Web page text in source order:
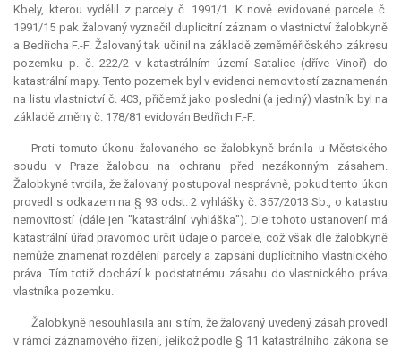
Kbely, kterou vydělil z parcely č. 1991/1. K nově evidované parcele č.
1991/15 pak žalovaný vyznačil duplicitní záznam o vlastnictví žalobkyně
a Bedřicha F.-F. Žalovaný tak učinil na základě zeměměřičského zákresu
pozemku p. č. 222/2 v katastrálním území Satalice (dříve Vinoř) do
katastrální mapy. Tento pozemek byl v evidenci nemovitostí zaznamenán
na listu vlastnictví č. 403, přičemž jako poslední (a jediný) vlastník byl na
základě změny č. 178/81 evidován Bedřich F.-F.
Proti tomuto úkonu žalovaného se žalobkyně bránila u Městského
soudu v Praze žalobou na ochranu před nezákonným zásahem.
Žalobkyně tvrdila, že žalovaný postupoval nesprávně, pokud tento úkon
provedl s odkazem na § 93 odst. 2 vyhlášky č. 357/2013 Sb., o katastru
nemovitostí (dále jen "katastrální vyhláška"). Dle tohoto ustanovení má
katastrální úřad pravomoc určit údaje o parcele, což však dle žalobkyně
nemůže znamenat rozdělení parcely a zapsání duplicitního vlastnického
práva. Tím totiž dochází k podstatnému zásahu do vlastnického práva
vlastníka pozemku.
Žalobkyně nesouhlasila ani s tím, že žalovaný uvedený zásah provedl
v rámci záznamového řízení, jelikož podle § 11 katastrálního zákona se